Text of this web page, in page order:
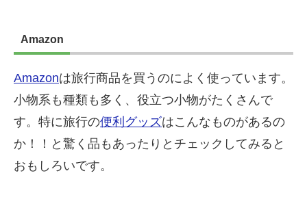
Amazon
Amazonは旅行商品を買うのによく使っています。
小物系も種類も多く、役立つ小物がたくさんで
す。特に旅行の便利グッズはこんなものがあるの
か！！と驚く品もあったりとチェックしてみると
おもしろいです。